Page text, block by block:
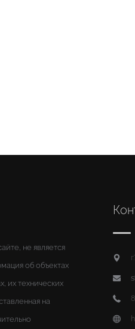
не является
об объектах
их технических
на